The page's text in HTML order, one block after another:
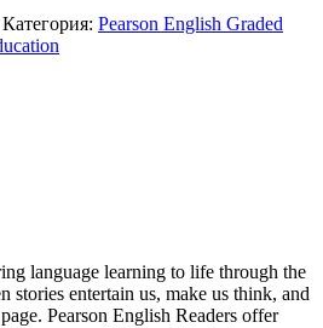
Категория: Pearson English Graded
language learning to life through the
entertain us, make us think, and
Pearson English Readers offer